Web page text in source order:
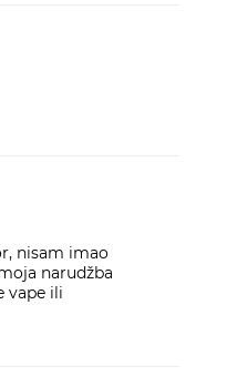
nisam imao
narudžba
vape ili